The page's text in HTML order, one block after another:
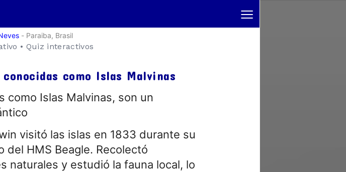
≡
- Paraiba, Brasil
• Quiz interactivos
como Islas Malvinas
como Islas Malvinas, son un
visitó las islas en 1833 durante su
del HMS Beagle. Recolectó
naturales y estudió la fauna local, lo